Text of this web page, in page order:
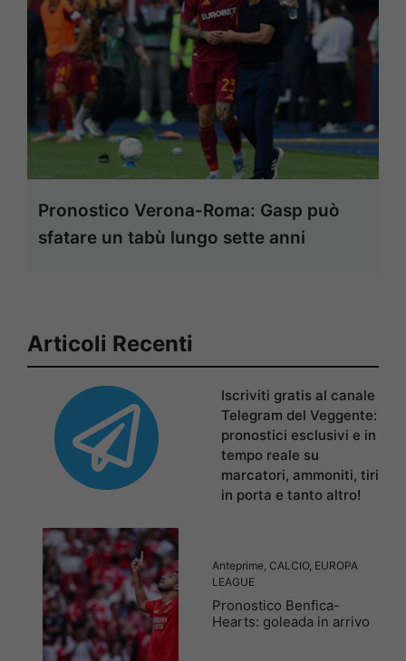
Pronostico Verona-Roma: Gasp può
sfatare un tabù lungo sette anni
Articoli Recenti
Iscriviti gratis al canale
Telegram del Veggente:
pronostici esclusivi e in
tempo reale su
marcatori, ammoniti, tiri
in porta e tanto altro!
Anteprime CALCIO, EUROPA
LEAGUE
Pronostico Benfica-
Hearts: goleada in arrivo